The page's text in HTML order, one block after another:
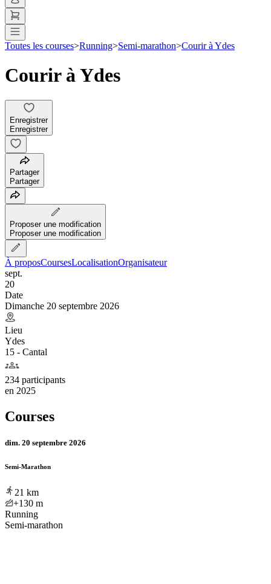
Toutes les courses>Running>Semi-marathon>Courir à Ydes
Courir à Ydes
Enregistrer
Enregistrer
Partager
Partager
Proposer une modification
Proposer une modification
À proposCoursesLocalisationOrganisateur
sept.
20
Date
Dimanche 20 septembre 2026
Lieu
Ydes
15 - Cantal
234 participants
en 2025
Courses
dim. 20 septembre 2026
Semi-Marathon
21 km
+130 m
Running
Semi-marathon